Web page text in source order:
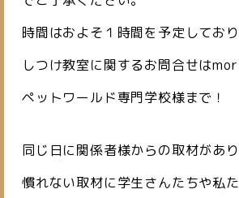
時間はおよそ１時間を予定しており
しつけ教室に関するお問合せは
ペットワールド専門学校様まで！
同じ日に関係者様からの取材があり
慣れない取材に学生さんたちや私